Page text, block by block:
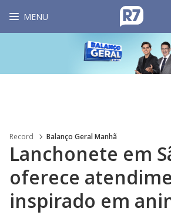
MENU
Record Balanço Geral Manhã
Lanchonete em
oferece
inspirado em